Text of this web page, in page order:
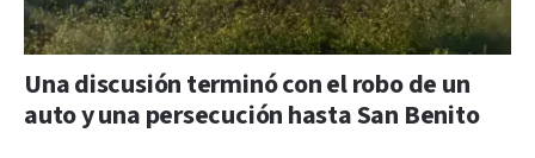
Una discusión terminó con el robo de un
auto y una persecución hasta San Benito